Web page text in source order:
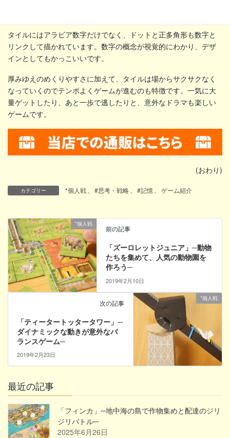
タイルにはアラビア数字だけでなく、ドットと正多角形も数字と
リンクして描かれています。数字の概念が視覚的にわかり、デザ
インとしてもかっこいいです。
厚みゆえのめくりやすさに加えて、タイルは場からサクサクなく
なっていくのでテンポよくゲームが進むのも特徴です。一気に大
量ゲットしたり、あと一歩で逃したりと、意外なドラマも楽しい
ゲームです。
(おわり)
カテゴリー *個人戦 #思考・戦略 #記憶 ゲーム紹介
*個人戦
前の記事
「ズーロレットジュニア」─動物
たちを集めて、人気の動物園を
作ろう─
2019年2月10日
*個人戦
次の記事
「ティータートッタータワー」─
ダイナミックな動きが意外なバ
ランスゲーム─
2019年2月23日
最近の記事
「フィンカ」─地中海の島で作物集めと配達のジリ
ジリバトル─
2025年6月26日